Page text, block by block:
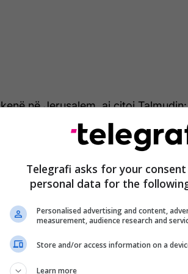
në Jerusalem, ai citoi
një jetë të vetme, është sikur
The Jerusalem Post, Rama shpjegoi
“Ka të bëjë me njerëzimin. Historia
mbaron me hebrenjtë
hebrenjve, por një sulm ndaj
e tij personale me Jerusalemin,
Telegrafi asks for your
personal data for the
Personalised advertising and content,
measurement, audience research and
Store and/or access information on a
Learn more